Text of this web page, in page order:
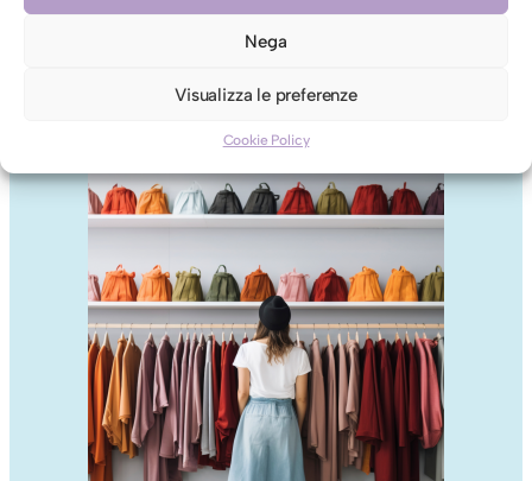
Nega
Visualizza le preferenze
Cookie Policy
Abito Donna (corto lung.fianchi) in Pelle